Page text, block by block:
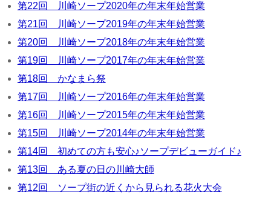
第22回 川崎ソープ2020年の年末年始営業
第21回 川崎ソープ2019年の年末年始営業
第20回 川崎ソープ2018年の年末年始営業
第19回 川崎ソープ2017年の年末年始営業
第18回 かなまら祭
第17回 川崎ソープ2016年の年末年始営業
第16回 川崎ソープ2015年の年末年始営業
第15回 川崎ソープ2014年の年末年始営業
第14回 初めての方も安心♪ソープデビューガイド♪
第13回 ある夏の日の川崎大師
第12回 ソープ街の近くから見られる花火大会